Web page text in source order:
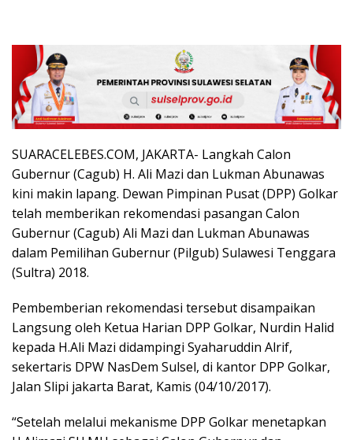
SUARACELEBES.COM, JAKARTA- Langkah Calon
Gubernur (Cagub) H. Ali Mazi dan Lukman Abunawas
kini makin lapang. Dewan Pimpinan Pusat (DPP) Golkar
telah memberikan rekomendasi pasangan Calon
Gubernur (Cagub) Ali Mazi dan Lukman Abunawas
dalam Pemilihan Gubernur (Pilgub) Sulawesi Tenggara
(Sultra) 2018.
Pembemberian rekomendasi tersebut disampaikan
Langsung oleh Ketua Harian DPP Golkar, Nurdin Halid
kepada H.Ali Mazi didampingi Syaharuddin Alrif,
sekertaris DPW NasDem Sulsel, di kantor DPP Golkar,
Jalan Slipi jakarta Barat, Kamis (04/10/2017).
“Setelah melalui mekanisme DPP Golkar menetapkan